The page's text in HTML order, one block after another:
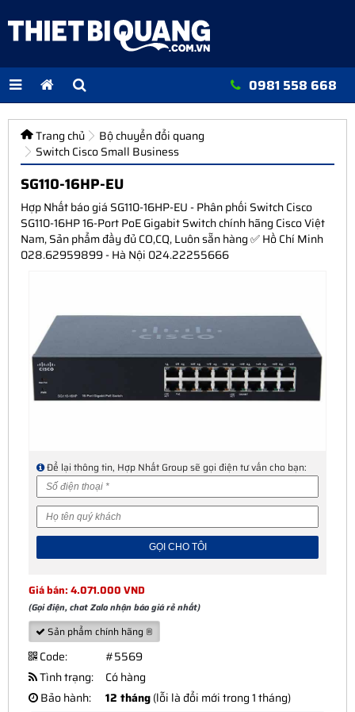
0981 558 668
Trang chủ
Bộ chuyển đổi quang
Switch Cisco Small Business
SG110-16HP-EU
Hợp Nhất báo giá SG110-16HP-EU - Phân phối Switch Cisco
SG110-16HP 16-Port PoE Gigabit Switch chính hãng Cisco Việt
Nam, Sản phẩm đầy đủ CO,CQ, Luôn sẵn hàng ✅ Hồ Chí Minh
028.62959899 - Hà Nội 024.22255666
Để lại thông tin, Hợp Nhất Group sẽ gọi điện tư vấn cho bạn:
Giá bán: 4.071.000 VND
(Gọi điện, chat Zalo nhận báo giá rẻ nhất)
Sản phẩm chính hãng ®
Code:
#5569
Tình trạng:
Có hàng
Bảo hành:
12 tháng(lỗi là đổi mới trong 1 tháng)